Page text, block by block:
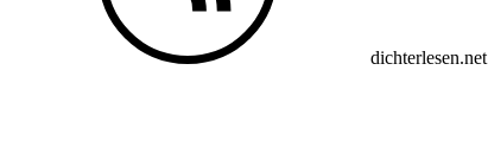
dichterlesen.net